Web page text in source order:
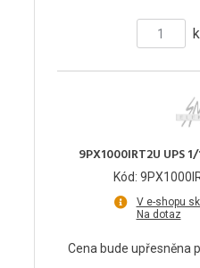
9PX1000IRT2U UPS
Kód:
V e-shopu
Na dotaz
Cena bude upřesněna